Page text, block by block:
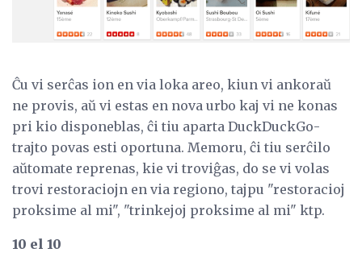
Ĉu vi serĉas ion en via loka areo, kiun vi ankoraŭ
ne provis, aŭ vi estas en nova urbo kaj vi ne konas
pri kio disponeblas, ĉi tiu aparta DuckDuckGo-
trajto povas esti oportuna. Memoru, ĉi tiu serĉilo
aŭtomate reprenas, kie vi troviĝas, do se vi volas
trovi restoraciojn en via regiono, tajpu "restoracioj
proksime al mi", "trinkejoj proksime al mi" ktp.
10 el 10